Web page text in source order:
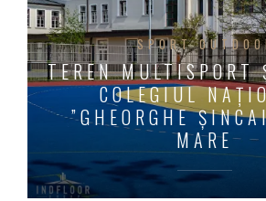
SPORT
TEREN MULTISPORT
COLEGIUL
”GHEORGHE
MARE